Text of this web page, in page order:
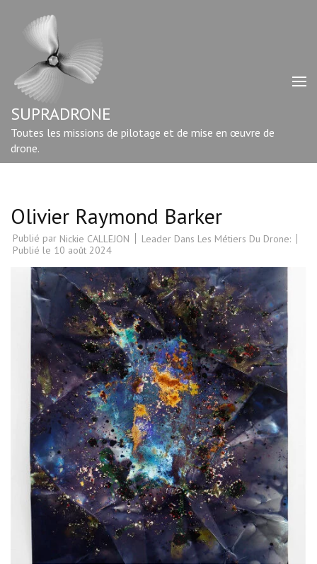
contenu
Entrée)
SUPRADRONE
Toutes les missions de pilotage et de mise en œuvre de
drone.
Olivier Raymond Barker
Publié par Nickie CALLEJON
Leader Dans Les Métiers Du Drone:
Publié le 10 août 2024